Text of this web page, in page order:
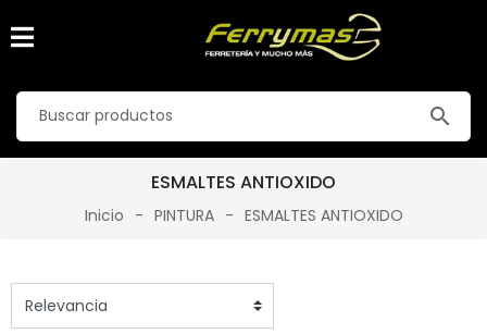
search
ESMALTES ANTIOXIDO
Inicio PINTURA ESMALTES ANTIOXIDO